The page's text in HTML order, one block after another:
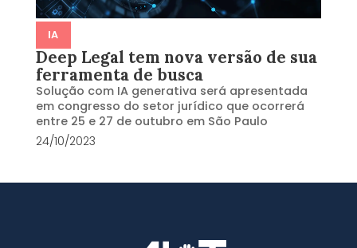
IA
Deep Legal tem nova versão de sua
ferramenta de busca
Solução com IA generativa será apresentada
em congresso do setor jurídico que ocorrerá
entre 25 e 27 de outubro em São Paulo
24/10/2023